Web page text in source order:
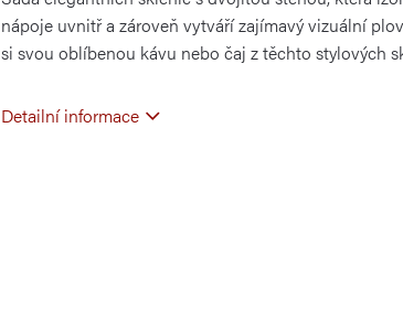
nápoje uvnitř a zároveň vytváří zajímavý vizuální
si svou oblíbenou kávu nebo čaj z těchto stylových
Detailní informace